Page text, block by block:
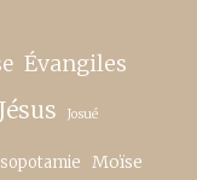
Évangiles
Jésus Josué
Moïse